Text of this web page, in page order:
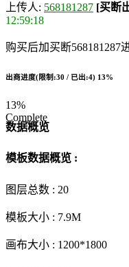
上传人: 568181287 [买断
12:59:18
购买后加买断568181287
出商进度(限制:30 / 已出:4) 13%
13%
Complete
数据概览
模板数据概览 :
图层总数 : 20
模板大小 : 7.9M
画布大小 : 1200*1800